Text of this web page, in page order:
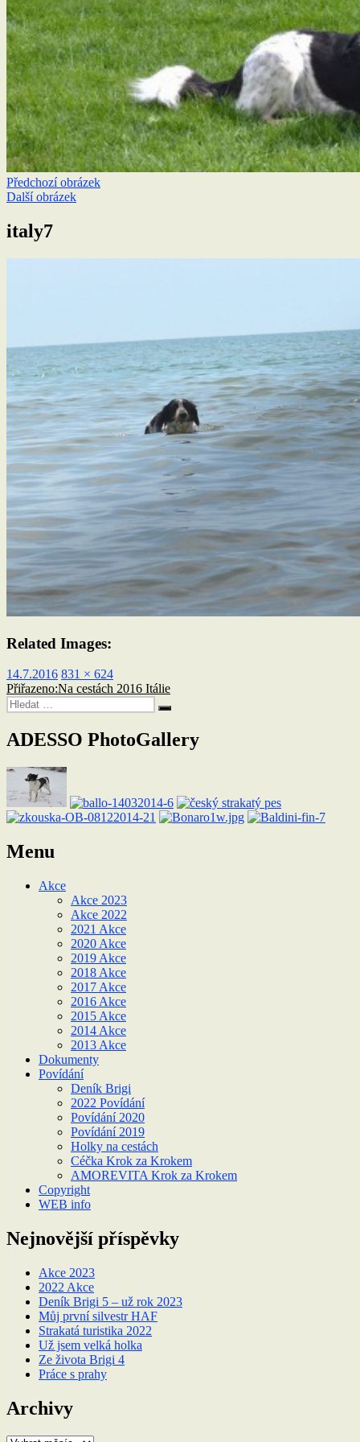
Předchozí obrázek
Další obrázek
italy7
Related Images:
Publikováno:
14.7.2016 Původní
velikost:
831 × 624
Navigace
pro
příspěvek
Přiřazeno:Na cestách 2016 Itálie
Hledat:
Hledání
ADESSO PhotoGallery
Menu
Akce
Akce 2023
Akce 2022
2021 Akce
2020 Akce
2019 Akce
2018 Akce
2017 Akce
2016 Akce
2015 Akce
2014 Akce
2013 Akce
Dokumenty
Povídání
Deník Brigi
2022 Povídání
Povídání 2020
Povídání 2019
Holky na cestách
Céčka Krok za Krokem
AMOREVITA Krok za Krokem
Copyright
WEB info
Nejnovější příspěvky
Akce 2023
2022 Akce
Deník Brigi 5 – už rok 2023
Můj první silvestr HAF
Strakatá turistika 2022
Už jsem velká holka
Ze života Brigi 4
Práce s prahy
Archivy